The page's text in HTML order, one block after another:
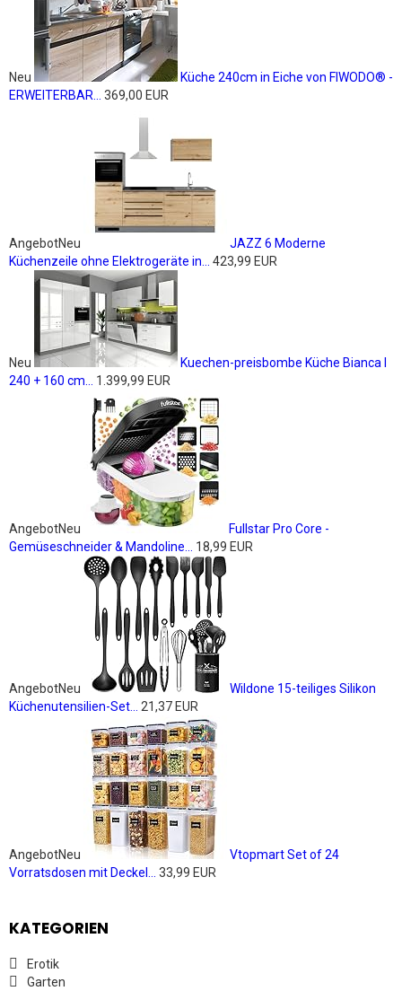
Neu
Küche 240cm in Eiche von FIWODO® -
ERWEITERBAR...
369,00 EUR
AngebotNeu
JAZZ 6 Moderne
Küchenzeile ohne Elektrogeräte in...
423,99 EUR
Neu
Kuechen-preisbombe Küche Bianca I
240 + 160 cm...
1.399,99 EUR
AngebotNeu
Fullstar Pro Core -
Gemüseschneider & Mandoline...
18,99 EUR
AngebotNeu
Wildone 15-teiliges Silikon
Küchenutensilien-Set...
21,37 EUR
AngebotNeu
Vtopmart Set of 24
Vorratsdosen mit Deckel...
33,99 EUR
KATEGORIEN
Erotik
Garten